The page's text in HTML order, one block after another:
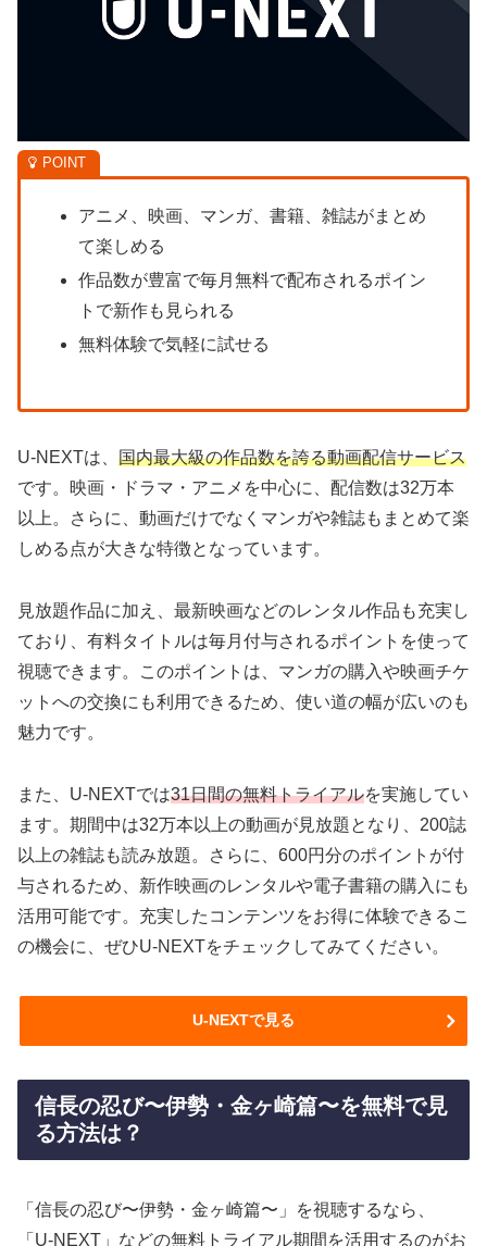
アニメ、映画、マンガ、書籍、雑誌がまとめ
て楽しめる
作品数が豊富で毎月無料で配布されるポイン
トで新作も見られる
無料体験で気軽に試せる
U-NEXTは、 国内最大級の作品数を誇る動画配信サービス
です。映画・ドラマ・アニメを中心に、配信数は32万本
以上。さらに、動画だけでなくマンガや雑誌もまとめて楽
しめる点が大きな特徴となっています。
見放題作品に加え、最新映画などのレンタル作品も充実し
ており、有料タイトルは毎月付与されるポイントを使って
視聴できます。このポイントは、マンガの購入や映画チケ
ットへの交換にも利用できるため、使い道の幅が広いのも
魅力です。
また、U-NEXTでは31日間の無料トライアルを実施してい
ます。期間中は32万本以上の動画が見放題となり、200誌
以上の雑誌も読み放題。さらに、600円分のポイントが付
与されるため、新作映画のレンタルや電子書籍の購入にも
活用可能です。充実したコンテンツをお得に体験できるこ
の機会に、ぜひU-NEXTをチェックしてみてください。
U-NEXTで見る
信長の忍び〜伊勢・金ヶ崎篇〜を無料で見
る方法は？
「信長の忍び〜伊勢・金ヶ崎篇〜」を視聴するなら、
「U-NEXT」などの無料トライアル期間を活用するのがお